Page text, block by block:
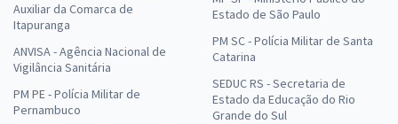
Auxiliar da Comarca de
Itapuranga
ANVISA - Agência Nacional de
Vigilância Sanitária
PM PE - Polícia Militar de
Pernambuco
Estado de São Paulo
PM SC - Polícia Militar de Santa
Catarina
SEDUC RS - Secretaria de
Estado da Educação do Rio
Grande do Sul